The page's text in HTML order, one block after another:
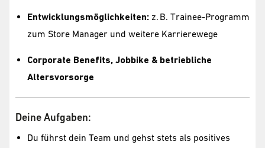
Entwicklungsmöglichkeiten: z. B. Trainee-Programm
zum Store Manager und weitere Karrierewege
Corporate Benefits, Jobbike & betriebliche
Altersvorsorge
Deine Aufgaben:
Du führst dein Team und gehst stets als positives